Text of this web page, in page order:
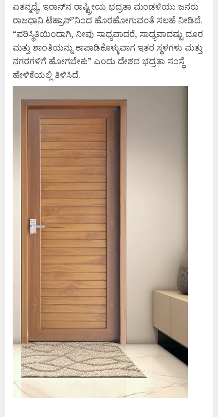
ಏತನ್ಮಧ್ಯೆ, ಇರಾನ್‌ನ ರಾಷ್ಟ್ರೀಯ ಭದ್ರತಾ ಮಂಡಳಿಯು ಜನರು
ರಾಜಧಾನಿ ಟೆಹ್ರಾನ್‌’ನಿಂದ ಹೊರಹೋಗುವಂತೆ ಸಲಹೆ ನೀಡಿದೆ.
“ಪರಿಸ್ಥಿತಿಯಿಂದಾಗಿ, ನೀವು ಸಾಧ್ಯವಾದರೆ, ಸಾಧ್ಯವಾದಷ್ಟು ದೂರ
ಮತ್ತು ಶಾಂತಿಯನ್ನು ಕಾಪಾಡಿಕೊಳ್ಳುವಾಗ ಇತರ ಸ್ಥಳಗಳು ಮತ್ತು
ನಗರಗಳಿಗೆ ಹೋಗಬೇಕು” ಎಂದು ದೇಶದ ಭದ್ರತಾ ಸಂಸ್ಥೆ
ಹೇಳಿಕೆಯಲ್ಲಿ ತಿಳಿಸಿದೆ.